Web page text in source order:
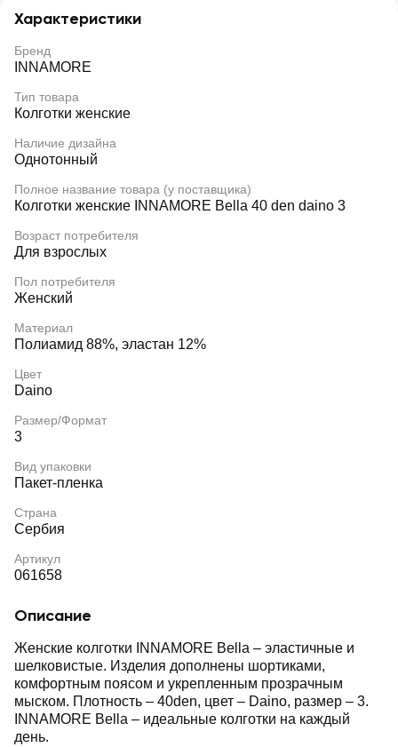
Характеристики
Бренд
INNAMORE
Тип товара
Колготки женские
Наличие дизайна
Однотонный
Полное название товара (у поставщика)
Колготки женские INNAMORE Bella 40 den daino 3
Возраст потребителя
Для взрослых
Пол потребителя
Женский
Материал
Полиамид 88%, эластан 12%
Цвет
Daino
Размер/Формат
3
Вид упаковки
Пакет-пленка
Страна
Сербия
Артикул
061658
Описание
Женские колготки INNAMORE Bella – эластичные и
шелковистые. Изделия дополнены шортиками,
комфортным поясом и укрепленным прозрачным
мыском. Плотность – 40den, цвет – Daino, размер – 3.
INNAMORE Bella – идеальные колготки на каждый
день.